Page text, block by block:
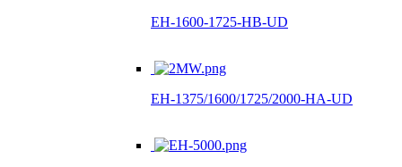
EH-1600-1725-HB-UD
EH-1375/1600/1725/2000-HA-UD